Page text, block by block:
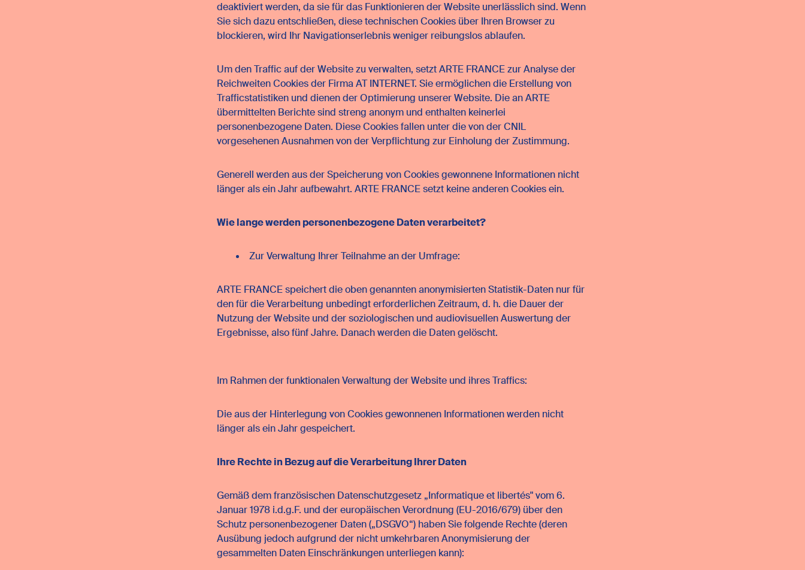
deaktiviert werden, da sie für das Funktionieren der Website unerlässlich sind. Wenn
Sie sich dazu entschließen, diese technischen Cookies über Ihren Browser zu
blockieren, wird Ihr Navigationserlebnis weniger reibungslos ablaufen.
Um den Traffic auf der Website zu verwalten, setzt ARTE FRANCE zur Analyse der
Reichweiten Cookies der Firma AT INTERNET. Sie ermöglichen die Erstellung von
Trafficstatistiken und dienen der Optimierung unserer Website. Die an ARTE
übermittelten Berichte sind streng anonym und enthalten keinerlei
personenbezogene Daten. Diese Cookies fallen unter die von der CNIL
vorgesehenen Ausnahmen von der Verpflichtung zur Einholung der Zustimmung.
Generell werden aus der Speicherung von Cookies gewonnene Informationen nicht
länger als ein Jahr aufbewahrt. ARTE FRANCE setzt keine anderen Cookies ein.
Wie lange werden personenbezogene Daten verarbeitet?
Zur Verwaltung Ihrer Teilnahme an der Umfrage:
ARTE FRANCE speichert die oben genannten anonymisierten Statistik-Daten nur für
den für die Verarbeitung unbedingt erforderlichen Zeitraum, d. h. die Dauer der
Nutzung der Website und der soziologischen und audiovisuellen Auswertung der
Ergebnisse, also fünf Jahre. Danach werden die Daten gelöscht.
Im Rahmen der funktionalen Verwaltung der Website und ihres Traffics:
Die aus der Hinterlegung von Cookies gewonnenen Informationen werden nicht
länger als ein Jahr gespeichert.
Ihre Rechte in Bezug auf die Verarbeitung Ihrer Daten
Gemäß dem französischen Datenschutzgesetz „Informatique et libertés" vom 6.
Januar 1978 i.d.g.F. und der europäischen Verordnung (EU-2016/679) über den
Schutz personenbezogener Daten („DSGVO“) haben Sie folgende Rechte (deren
Ausübung jedoch aufgrund der nicht umkehrbaren Anonymisierung der
gesammelten Daten Einschränkungen unterliegen kann):